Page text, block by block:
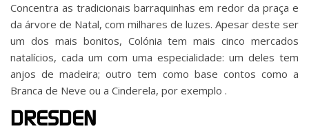
Concentra as tradicionais barraquinhas em redor da praça e
da árvore de Natal, com milhares de luzes. Apesar deste ser
um dos mais bonitos, Colónia tem mais cinco mercados
natalícios, cada um com uma especialidade: um deles tem
anjos de madeira; outro tem como base contos como a
Branca de Neve ou a Cinderela, por exemplo .
DRESDEN